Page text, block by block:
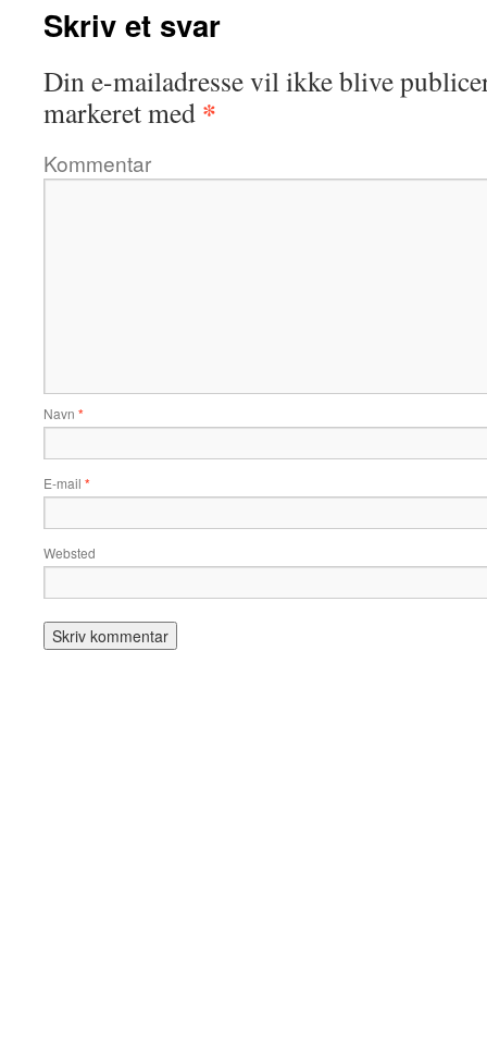
Skriv et svar
Din e-mailadresse vil ikke blive
markeret med *
Kommentar
Navn *
E-mail *
Websted